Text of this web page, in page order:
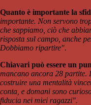
Quanto è importante la
importante. Non servono
che sappiamo, ciò che
risposta sul campo, anche
Dobbiamo ripartire".
Chiavari può essere un
mancano ancora 28 partite.
costruire una mentalità
conta, e domani sono
fiducia nei miei ragazzi".